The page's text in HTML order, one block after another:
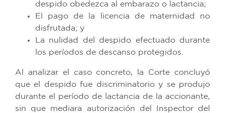
despido obedezca al embarazo o lactancia;
El pago de la licencia de maternidad no
disfrutada; y
La nulidad del despido efectuado durante
los períodos de descanso protegidos.
Al analizar el caso concreto, la Corte concluyó
que el despido fue discriminatorio y se produjo
durante el período de lactancia de la accionante,
sin que mediara autorización del Inspector del